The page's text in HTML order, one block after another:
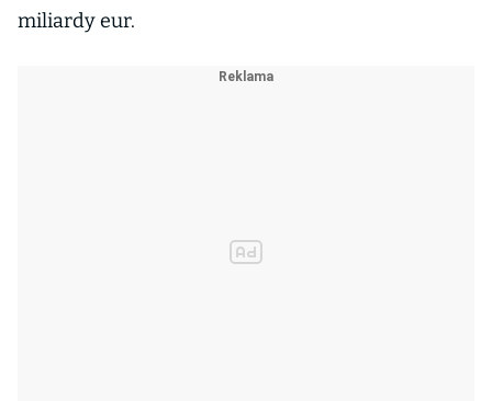
miliardy eur.